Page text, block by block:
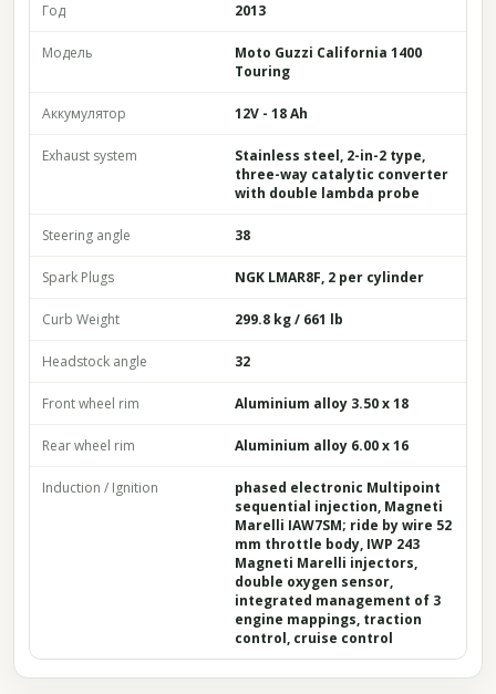
Год 2013
Модель
Moto Guzzi California 1400
Touring
Аккумулятор 12V - 18 Ah
Exhaust system
Stainless steel, 2-in-2 type,
three-way catalytic converter
with double lambda probe
Steering angle 38
Spark Plugs NGK LMAR8F, 2 per cylinder
Curb Weight 299.8 kg / 661 lb
Headstock angle 32
Front wheel rim Aluminium alloy 3.50 x 18
Rear wheel rim Aluminium alloy 6.00 x 16
Induction / Ignition
phased electronic Multipoint
sequential injection, Magneti
Marelli IAW7SM; ride by wire 52
mm throttle body, IWP 243
Magneti Marelli injectors,
double oxygen sensor,
integrated management of 3
engine mappings, traction
control, cruise control